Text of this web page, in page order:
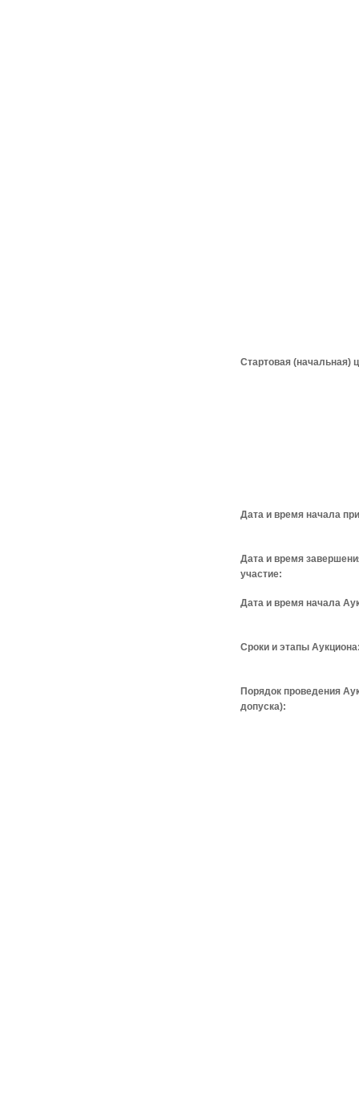
Стартовая (начальная)
Дата и время начала
Дата и время
участие:
Дата и время начала
Сроки и этапы
Порядок проведения
допуска):